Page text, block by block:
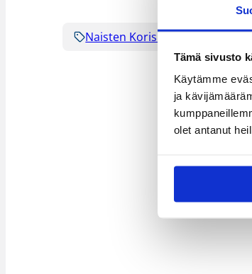
Tämä sivusto
Käytämme
ja
olet antanut
Naisten Korisliiga